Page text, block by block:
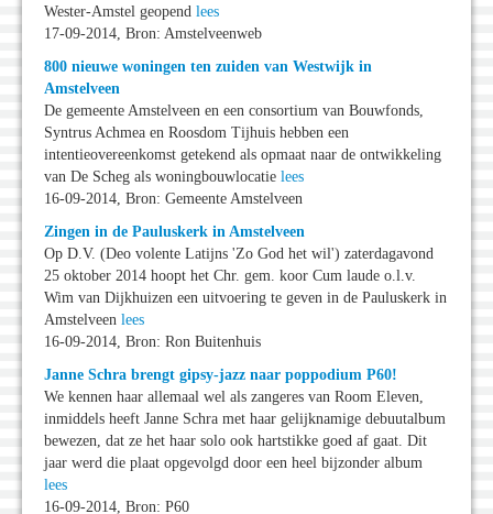
Wester-Amstel geopend lees
17-09-2014, Bron: Amstelveenweb
800 nieuwe woningen ten zuiden van Westwijk in
Amstelveen
De gemeente Amstelveen en een consortium van Bouwfonds,
Syntrus Achmea en Roosdom Tijhuis hebben een
intentieovereenkomst getekend als opmaat naar de ontwikkeling
van De Scheg als woningbouwlocatie lees
16-09-2014, Bron: Gemeente Amstelveen
Zingen in de Pauluskerk in Amstelveen
Op D.V. (Deo volente Latijns 'Zo God het wil') zaterdagavond
25 oktober 2014 hoopt het Chr. gem. koor Cum laude o.l.v.
Wim van Dijkhuizen een uitvoering te geven in de Pauluskerk in
Amstelveen lees
16-09-2014, Bron: Ron Buitenhuis
Janne Schra brengt gipsy-jazz naar poppodium P60!
We kennen haar allemaal wel als zangeres van Room Eleven,
inmiddels heeft Janne Schra met haar gelijknamige debuutalbum
bewezen, dat ze het haar solo ook hartstikke goed af gaat. Dit
jaar werd die plaat opgevolgd door een heel bijzonder album
lees
16-09-2014, Bron: P60